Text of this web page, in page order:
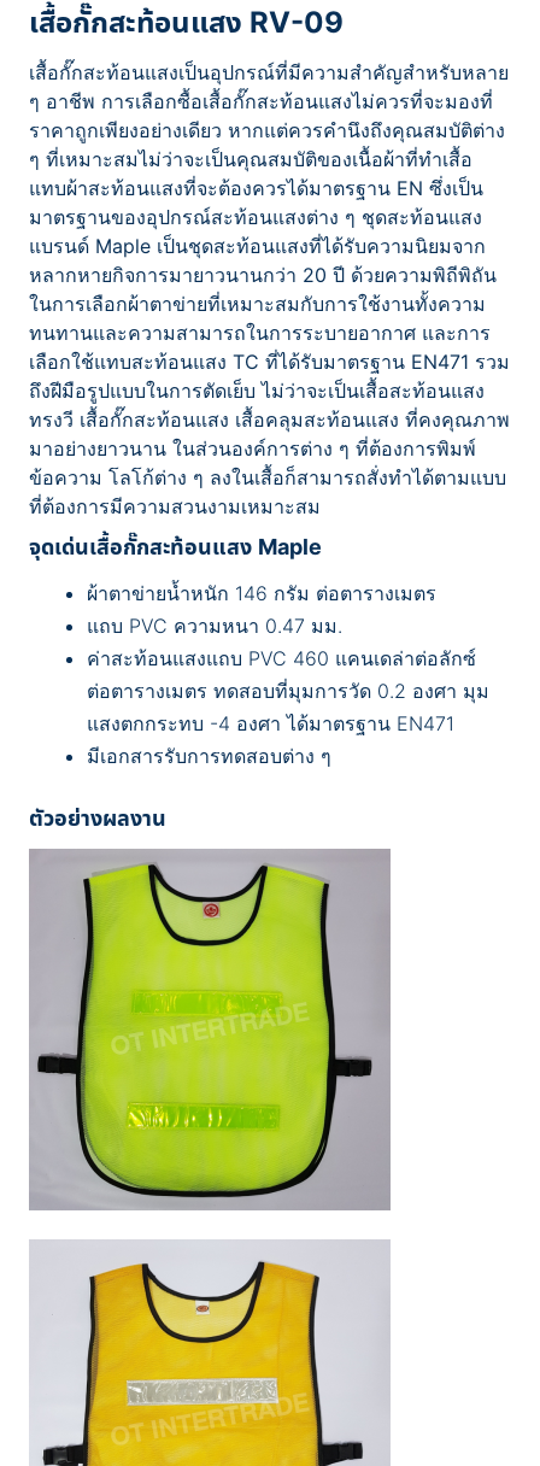
เสื้อกั๊กสะท้อนแสง RV-09
เสื้อกั๊กสะท้อนแสงเป็นอุปกรณ์ที่มีความสำคัญสำหรับหลาย
ๆ อาชีพ การเลือกซื้อเสื้อกั๊กสะท้อนแสงไม่ควรที่จะมองที่
ราคาถูกเพียงอย่างเดียว หากแต่ควรคำนึงถึงคุณสมบัติต่าง
ๆ ที่เหมาะสมไม่ว่าจะเป็นคุณสมบัติของเนื้อผ้าที่ทำเสื้อ
แทบผ้าสะท้อนแสงที่จะต้องควรได้มาตรฐาน EN ซึ่งเป็น
มาตรฐานของอุปกรณ์สะท้อนแสงต่าง ๆ ชุดสะท้อนแสง
แบรนด์ Maple เป็นชุดสะท้อนแสงที่ได้รับความนิยมจาก
หลากหายกิจการมายาวนานกว่า 20 ปี ด้วยความพิถีพิถัน
ในการเลือกผ้าตาข่ายที่เหมาะสมกับการใช้งานทั้งความ
ทนทานและความสามารถในการระบายอากาศ และการ
เลือกใช้แทบสะท้อนแสง TC ที่ได้รับมาตรฐาน EN471 รวม
ถึงฝีมือรูปแบบในการตัดเย็บ ไม่ว่าจะเป็นเสื้อสะท้อนแสง
ทรงวี เสื้อกั๊กสะท้อนแสง เสื้อคลุมสะท้อนแสง ที่คงคุณภาพ
มาอย่างยาวนาน ในส่วนองค์การต่าง ๆ ที่ต้องการพิมพ์
ข้อความ โลโก้ต่าง ๆ ลงในเสื้อก็สามารถสั่งทำได้ตามแบบ
ที่ต้องการมีความสวนงามเหมาะสม
จุดเด่นเสื้อกั๊กสะท้อนแสง Maple
ผ้าตาข่ายน้ำหนัก 146 กรัม ต่อตารางเมตร
แถบ PVC ความหนา 0.47 มม.
ค่าสะท้อนแสงแถบ PVC 460 แคนเดล่าต่อลักซ์
ต่อตารางเมตร ทดสอบที่มุมการวัด 0.2 องศา มุม
แสงตกกระทบ -4 องศา ได้มาตรฐาน EN471
มีเอกสารรับการทดสอบต่าง ๆ
ตัวอย่างผลงาน